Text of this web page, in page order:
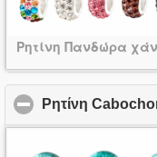
Ρητίνη Πανδώρα
Ρητίνη